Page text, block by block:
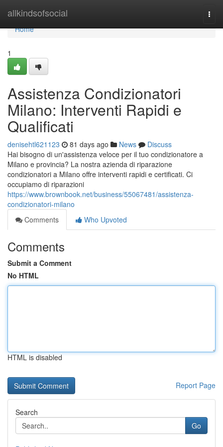
allkindsofsocial
Home
Home
1
Assistenza Condizionatori
Milano: Interventi Rapidi e
Qualificati
denisehtl621123 81 days ago News
Discuss
Hai bisogno di un'assistenza veloce per il tuo condizionatore a
Milano e provincia? La nostra azienda di riparazione
condizionatori a Milano offre interventi rapidi e certificati. Ci
occupiamo di riparazioni
https://www.brownbook.net/business/55067481/assistenza-
condizionatori-milano
Comments
Who Upvoted
Comments
Submit a Comment
No HTML
HTML is disabled
Report Page
Search
Go